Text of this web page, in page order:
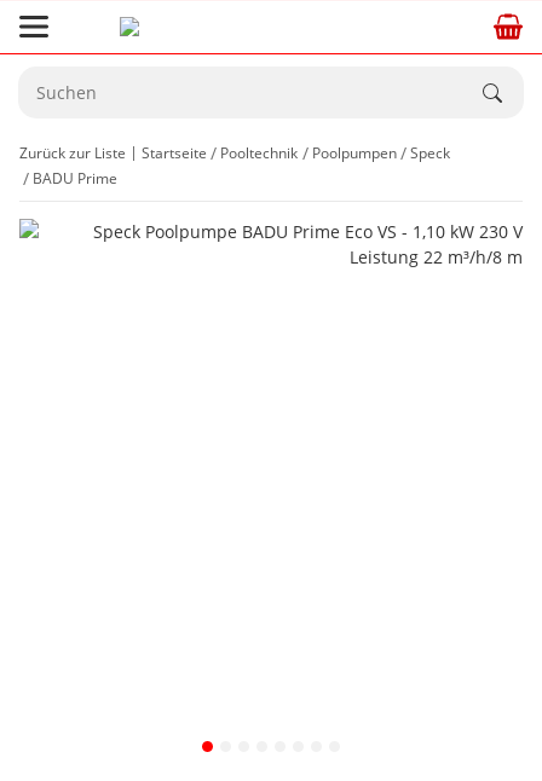
Zurück zur Liste Startseite Pooltechnik Poolpumpen
Speck
BADU Prime